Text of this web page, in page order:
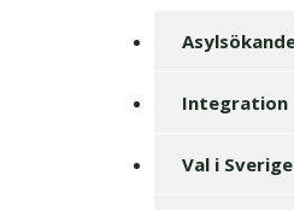
Integration
Val i Sverige